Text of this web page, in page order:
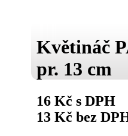
Květináč
pr. 13 cm
16 Kč s DPH
13 Kč bez